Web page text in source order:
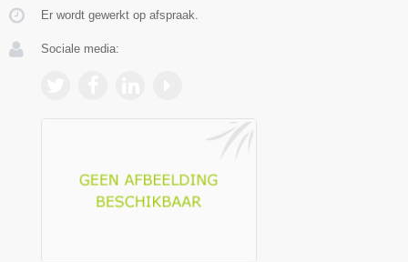
Er wordt gewerkt op afspraak.
Sociale media: